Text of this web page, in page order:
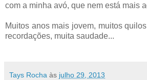
com a minha avó, que nem está mais
Muitos anos mais jovem, muitos
recordações, muita saudade...
Tays Rocha às julho 29, 2013